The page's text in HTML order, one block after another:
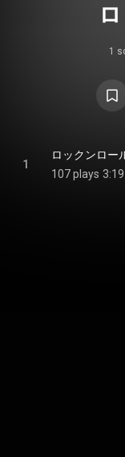
1
1
ロックンロー
107 plays 3:19